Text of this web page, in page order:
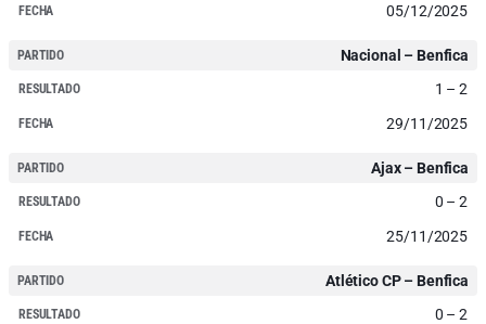
05/12/2025
Nacional – Benfica
1 – 2
29/11/2025
Ajax – Benfica
0 – 2
25/11/2025
Atlético CP – Benfica
0 – 2